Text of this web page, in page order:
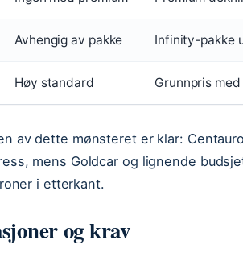
Avhengig av pakke Infinity-pakke
Høy standard Grunnpris
av dette mønsteret er klar:
mens Goldcar og lignende
i etterkant.
og krav